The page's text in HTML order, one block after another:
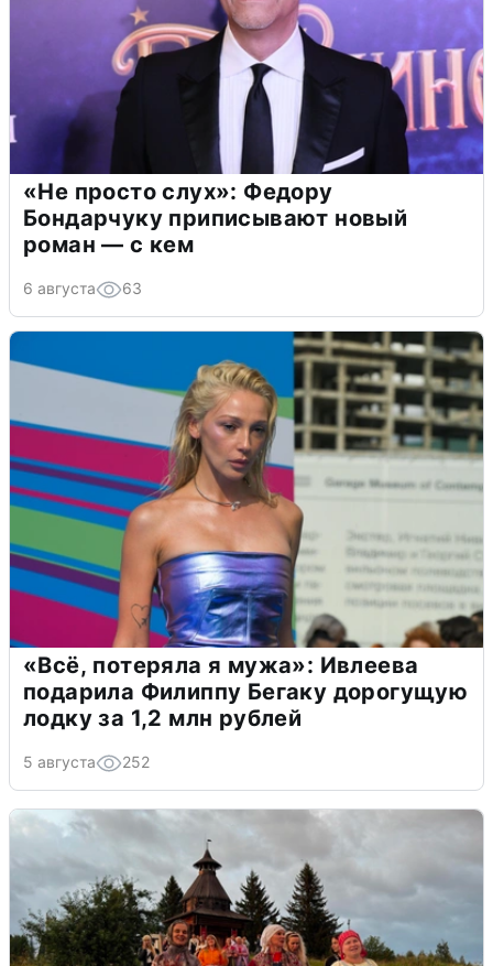
«Не просто слух»: Федору
Бондарчуку приписывают новый
роман — с кем
6 августа 63
«Всё, потеряла я мужа»: Ивлеева
подарила Филиппу Бегаку дорогущую
лодку за 1,2 млн рублей
5 августа 252